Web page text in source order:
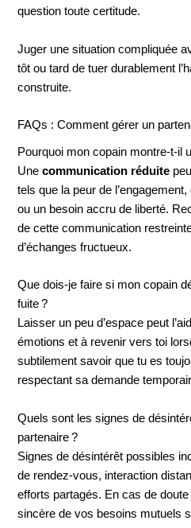
question toute certitude.
Juger une situation compliquée
tôt ou tard de tuer durablement
construite.
FAQs : Comment gérer un
Pourquoi mon copain montre-t-il
Unecommunication réduite
tels que la peur de
ou un besoin accru de liberté.
de cette communication
d’échanges fructueux.
Que dois-je faire si mon copain
fuite ?
Laisser un peu d’espace peut
émotions et à revenir vers toi
subtilement savoir que tu es
respectant sa demande
Quels sont les signes de
partenaire ?
Signes de désintérêt possibles
de rendez-vous, interaction
efforts partagés. En cas de
sincère de vos besoins mutuels